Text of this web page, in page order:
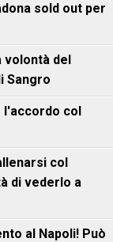
sold out per
volontà del
Sangro
l'accordo col
col
di vederlo a
al Napoli! Può